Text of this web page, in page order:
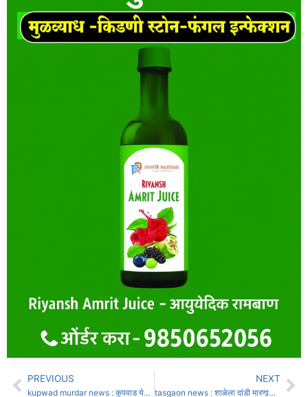
PREVIOUS
kupwad murdar news : कुपवाड येथे तरुणाचा दगडाने ठेचून खून
NEXT
tasgaon news : शाळेला दांडी मारणार्‍या बस्तवडे शाळेच्या मुख्याध्यापिका विद्या मिरजकर निलंबित